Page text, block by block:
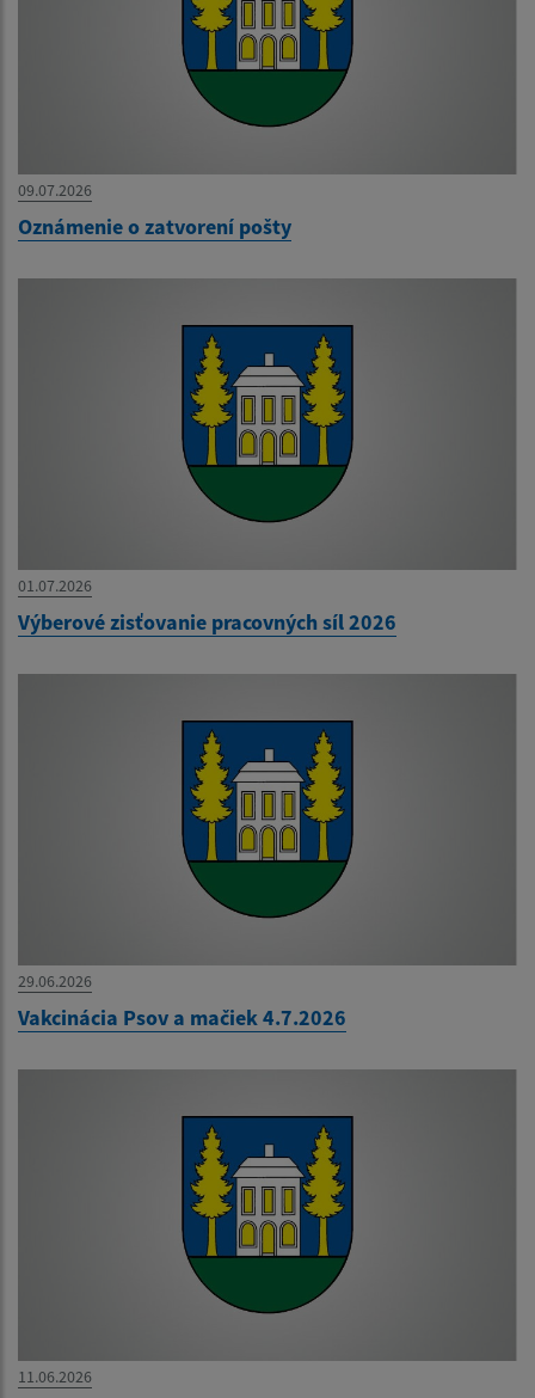
09.07.2026
Oznámenie o zatvorení pošty
01.07.2026
Výberové zisťovanie pracovných síl 2026
29.06.2026
Vakcinácia Psov a mačiek 4.7.2026
11.06.2026